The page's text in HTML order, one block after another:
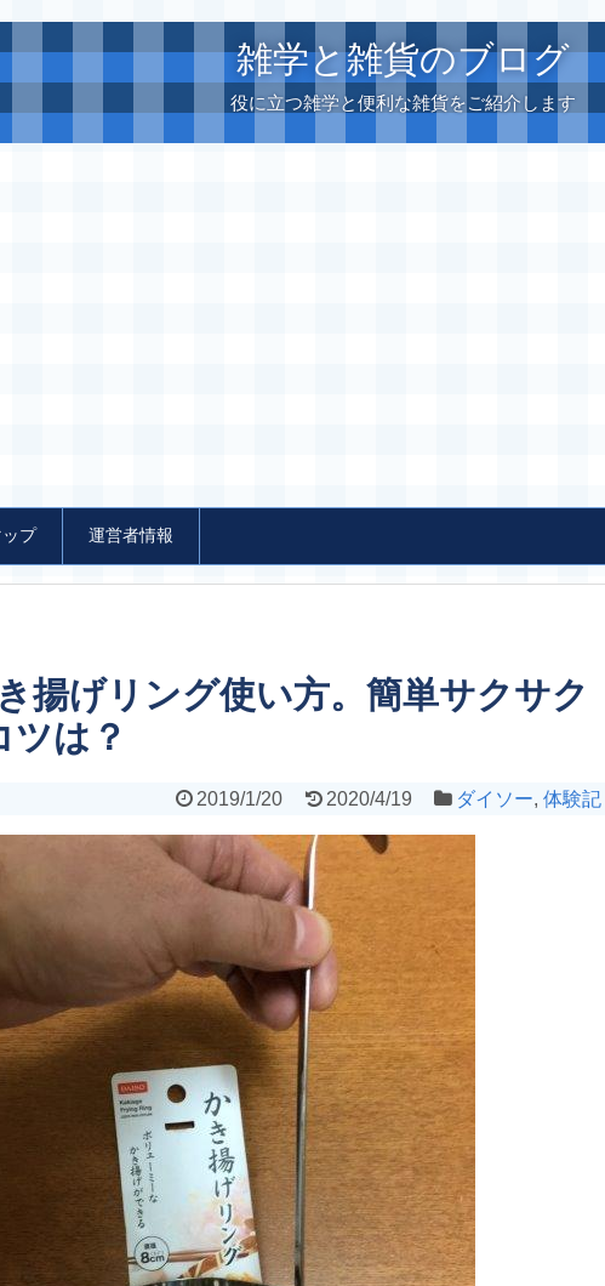
雑学と雑貨のブログ
役に立つ雑学と便利な雑貨をご紹介します
プ 運営者情報
揚げリング使い方。簡単サクサク
ツは？
2019/1/20 2020/4/19 ダイソー, 体験記